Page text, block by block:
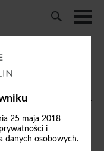
25 maja 2018
i
danych osobowych.
Gminnym
Plus